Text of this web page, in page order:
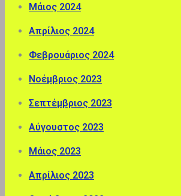
Μάιος 2024
Απρίλιος 2024
Φεβρουάριος 2024
Νοέμβριος 2023
Σεπτέμβριος 2023
Αύγουστος 2023
Μάιος 2023
Απρίλιος 2023